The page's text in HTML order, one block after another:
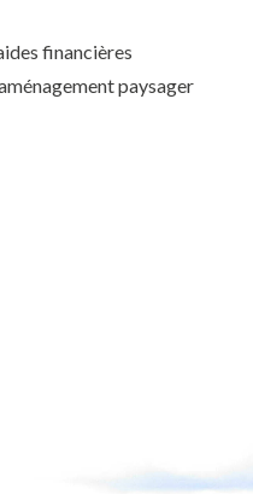
financières
paysager